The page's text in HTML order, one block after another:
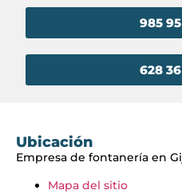
628
985
Ubicación
Empresa de fontanería en
Mapa del sitio